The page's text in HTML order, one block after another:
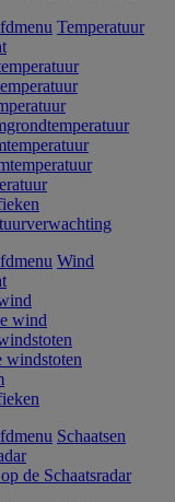
Temperatuur
Wind
wind
windstoten
Schaatsen
de Schaatsradar